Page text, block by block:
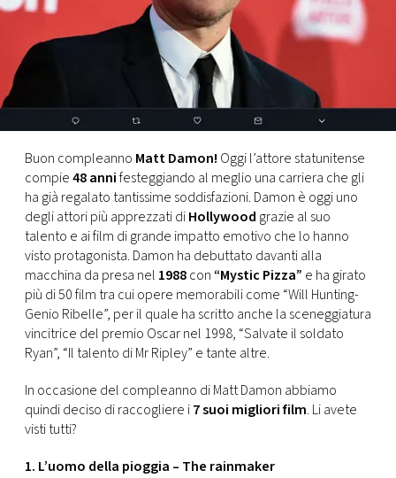
TV
PRINCIPATO
MONACO
RMC
CONSIGLIA
Buon compleanno Matt Damon! Oggi l’attore statunitense
compie48 annifesteggiando al meglio una carriera che gli
ha già regalato tantissime soddisfazioni. Damon è oggi uno
degli attori più apprezzati diHollywood grazie al suo
talento e ai film di grande impatto emotivo che lo hanno
visto protagonista. Damon ha debuttato davanti alla
macchina da presa nel 1988con “Mystic Pizza” e ha girato
più di 50 film tra cui opere memorabili come “Will Hunting-
Genio Ribelle”, per il quale ha scritto anche la sceneggiatura
vincitrice del premio Oscar nel 1998, “Salvate il soldato
Ryan”, “Il talento di Mr Ripley” e tante altre.
In occasione del compleanno di Matt Damon abbiamo
quindi deciso di raccogliere i7 suoi migliori film. Li avete
visti tutti?
1. L’uomo della pioggia – The rainmaker